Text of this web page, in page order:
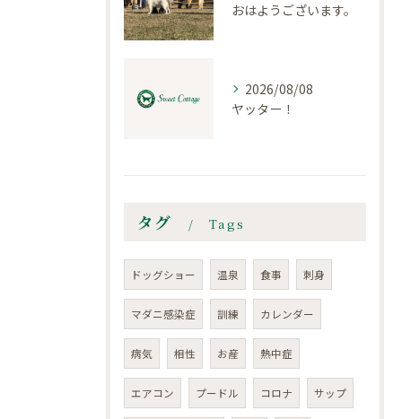
おはようございます。
2026/08/08
ヤッター！
タグ Tags
ドッグショー 温泉 食事 刺身
マダニ感染症 訓練 カレンダー
病気 相性 お産 熱中症
エアコン プードル コロナ サップ